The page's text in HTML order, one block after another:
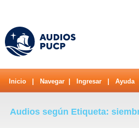
Inicio Navegar Ingresar Ayuda
Audios según Etiqueta: